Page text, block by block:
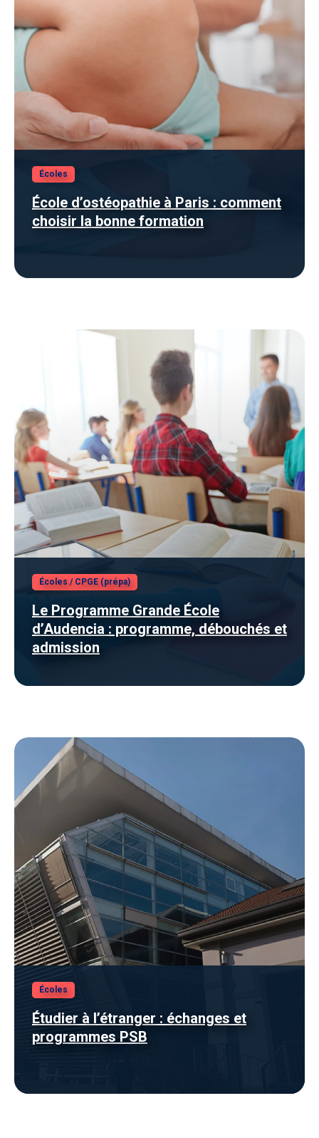
Écoles
École d’ostéopathie à Paris : comment
choisir la bonne formation
Écoles / CPGE (prépa)
Le Programme Grande École
d’Audencia : programme, débouchés et
admission
Écoles
Étudier à l’étranger : échanges et
programmes PSB